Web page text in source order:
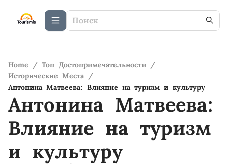
Home / Топ Достопримечательности /
Исторические Места /
Антонина Матвеева: Влияние на туризм и культуру
Антонина Матвеева:
Влияние на туризм
и культуру